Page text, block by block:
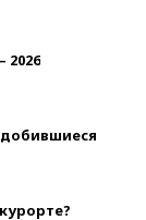
2026